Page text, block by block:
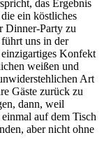
das Ergebnis
ein köstliches
Dinner-Party zu
führt uns in der
Konfekt
weißen und
Art
Gäste zurück zu
dann, weil
auf dem Tisch
aber nicht ohne